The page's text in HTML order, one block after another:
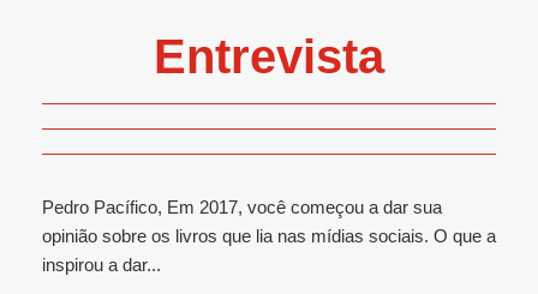
Entrevista
Pedro Pacífico, Em 2017, você começou a dar sua
opinião sobre os livros que lia nas mídias sociais. O que a
inspirou a dar...